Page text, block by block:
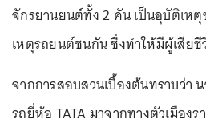
จักรยานยนต์ทั้ง 2 คัน เป็นอุบัติเห
เหตุรถยนต์ชนกัน ซึ่งทำให้มีผู้เสีย
จากการสอบสวนเบื้องต้นทราบว่า
รถยี่ห้อ TATA มาจากทางตัวเมือง